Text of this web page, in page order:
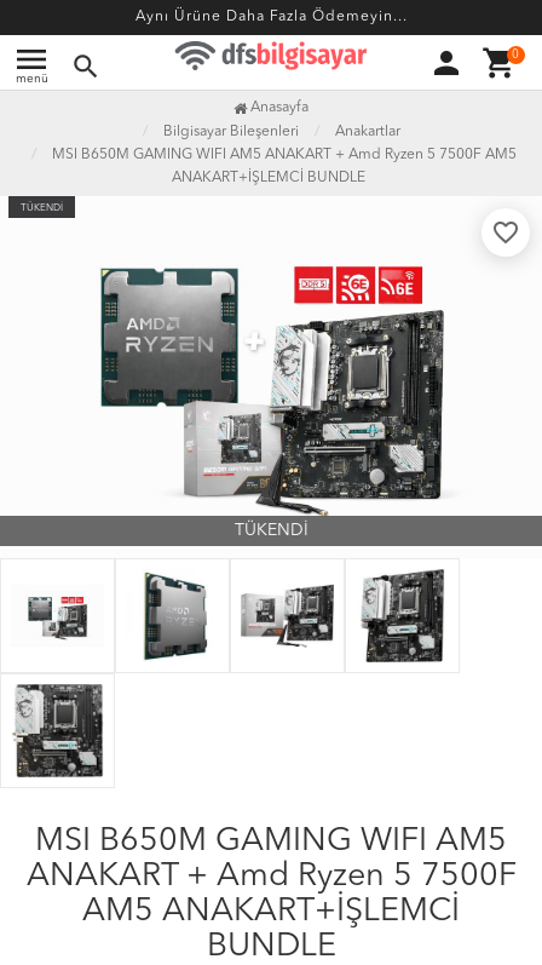
Aynı Ürüne Daha Fazla Ödemeyin...
menu
menü search person shopping_cart0
Anasayfa
Bilgisayar Bileşenleri
Anakartlar
MSI B650M GAMING WIFI AM5 ANAKART + Amd Ryzen 5 7500F AM5
ANAKART+İŞLEMCİ BUNDLE
TÜKENDİ
favorite_border
TÜKENDİ
MSI B650M GAMING WIFI AM5
ANAKART + Amd Ryzen 5 7500F
AM5 ANAKART+İŞLEMCİ
BUNDLE